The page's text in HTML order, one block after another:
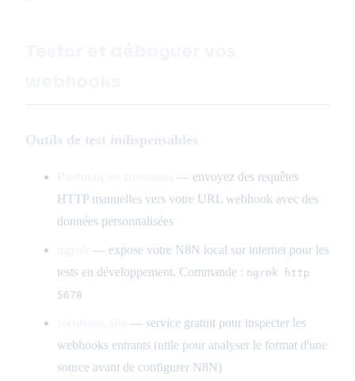
Outils de test indispensables
— envoyez des requêtes
HTTP manuelles vers votre URL webhook avec des
données personnalisées
— expose votre N8N local sur internet pour les
tests en développement. Commande : ngrok http
5678
— service gratuit pour inspecter les
webhooks entrants (utile pour analyser le format d'une
source avant de configurer N8N)